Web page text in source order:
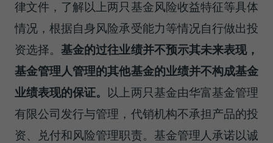
律文件，了解以上两只基金风险收益特征等具体
情况，根据自身风险承受能力等情况自行做出投
资选择。基金的过往业绩并不预示其未来表现，
基金管理人管理的其他基金的业绩并不构成基金
业绩表现的保证。
以上两只基金由华富基金管理
有限公司发行与管理，代销机构不承担产品的投
资、兑付和风险管理职责。基金管理人承诺以诚